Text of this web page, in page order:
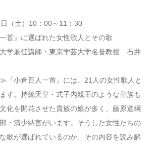
（土）10：00～11：30
首』に選ばれた女性歌人とその歌
学兼任講師・東京学芸大学名誉教授 石井
『小倉百人一首』には、21人の女性歌人と
す。持統天皇・式子内親王のような皇族も
化を開花させた貴族の娘が多く、藤原道綱
・清少納言がいます。そうした女性たちの
歌が選ばれているのか、その内容を読み解